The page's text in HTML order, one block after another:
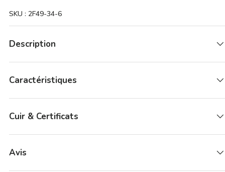
SKU : 2F49-34-6
Description
Caractéristiques
Cuir & Certificats
Avis